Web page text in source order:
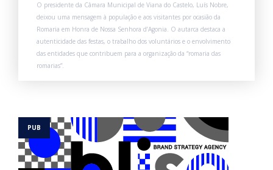
O presidente da Câmara Municipal de Viana do Castelo, Luís Nobre,
deixou uma mensagem à população e aos visitantes por ocasião da
Romaria em Honra de Nossa Senhora d’Agonia. O autarca destaca a
autenticidade das festas, o trabalho dos voluntários e o envolvimento
das entidades que contribuem para a organização da “romaria das
romarias”.